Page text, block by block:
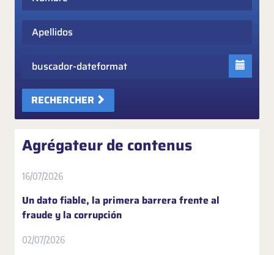
Apellidos
Fecha
RECHERCHER
Agrégateur de contenus
16/07/2026
Un dato fiable, la primera barrera frente al
fraude y la corrupción
02/07/2026